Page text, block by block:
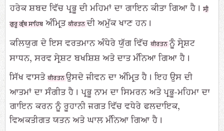
ਹਰੇਕ ਸ਼ਬਦ ਵਿੱਚ ਪ੍ਰਭੂ ਦੀ ਮਹਿਮਾਂ ਦਾ ਗਾਇਨ ਕੀਤਾ ਗਿਆ ਹੈ।ਸ੍ਰੀ
ਗੁਰੂ ਗ੍ਰੰਥ ਸਾਹਿਬ ਅੰਮ੍ਰਿਤਕੀਰਤਨ ਦੀ ਅਮੁੱਕ ਖਾਣ ਹਨ।
ਕਲਿਯੁਗ ਦੇ ਇਸ ਵਰਤਮਾਨ ਅੰਧੇਰੇ ਯੁੱਗ ਵਿੱਚਕੀਰਤਨ ਨੂੰ ਸ੍ਰੇਸ਼ਟ
ਸਾਧਨ, ਸਰਵ ਸ੍ਰੇਸ਼ਟ ਬਖਸ਼ਿਸ਼ ਅਤੇ ਦਾਤ ਮੰਨਿਆ ਗਿਆ ਹੈ।
ਸਿੱਖ ਵਾਸਤੇਕੀਰਤਨ ਉਸਦੇ ਜੀਵਨ ਦਾ ਅੰਮ੍ਰਿਤ ਹੈ। ਇਹ ਉਸ ਦੀ
ਆਤਮਾਂ ਦਾ ਸੰਗੀਤ ਹੈ। ਪ੍ਰਭੂ ਨਾਮ ਦਾ ਸਿਮਰਨ ਅਤੇ ਪ੍ਰਭੂ-ਮਹਿਮਾ ਦਾ
ਗਾਇਨ ਕਰਨ ਨੂੰ ਰੂਹਾਨੀ ਜਗਤ ਵਿੱਚ ਵਧੇਰੇ ਫਲਦਾਇਕ,
ਵਿਅਕਤੀਗਤ ਯਤਨ ਅਤੇ ਘਾਲ ਮੰਨਿਆ ਗਿਆ ਹੈ।